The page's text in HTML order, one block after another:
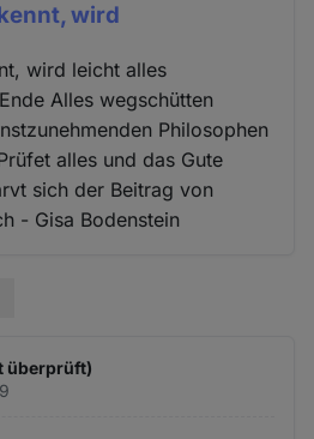
wird
wird leicht alles
Alles wegschütten
Philosophen
alles und das Gute
sich der Beitrag von
- Gisa Bodenstein
überprüft)